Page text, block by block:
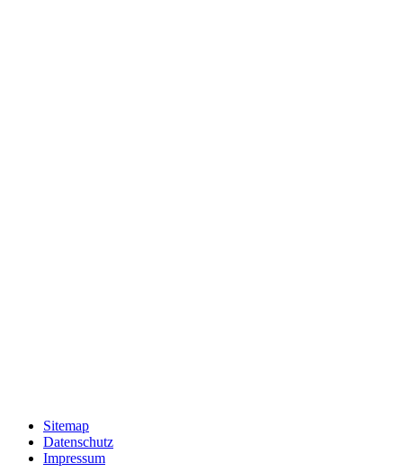
Sitemap
Datenschutz
Impressum